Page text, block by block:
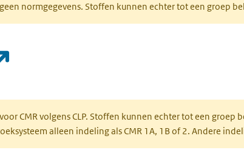
normgegevens. Stoffen kunnen echter tot een groep
CMR volgens CLP. Stoffen kunnen echter tot een groep
alleen indeling als CMR 1A, 1B of 2. Andere